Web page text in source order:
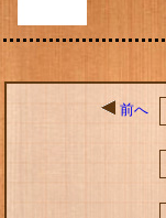
前へ